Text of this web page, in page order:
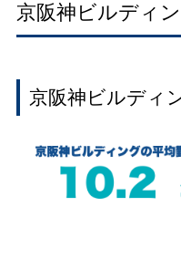
京阪神ビルディ
京阪神ビルディ